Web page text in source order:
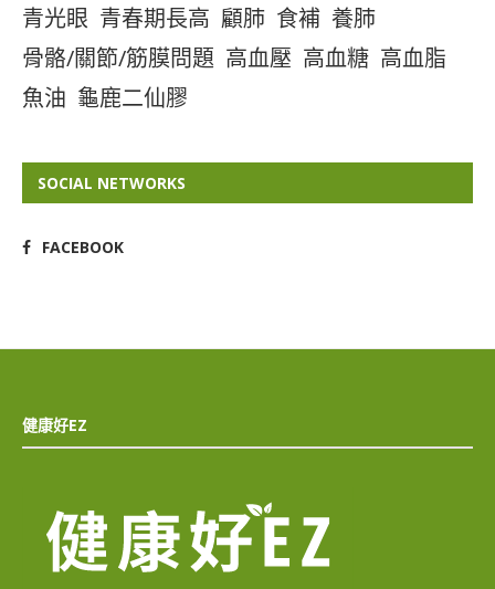
青光眼 青春期長高 顧肺 食補 養肺
骨骼/關節/筋膜問題 高血壓 高血糖 高血脂
魚油 龜鹿二仙膠
SOCIAL NETWORKS
FACEBOOK
健康好EZ